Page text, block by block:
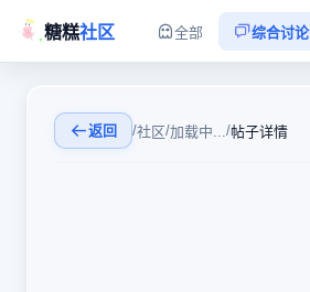
糖糕社区 全部 综合讨论
返回 /社区/加载中.../帖子详情